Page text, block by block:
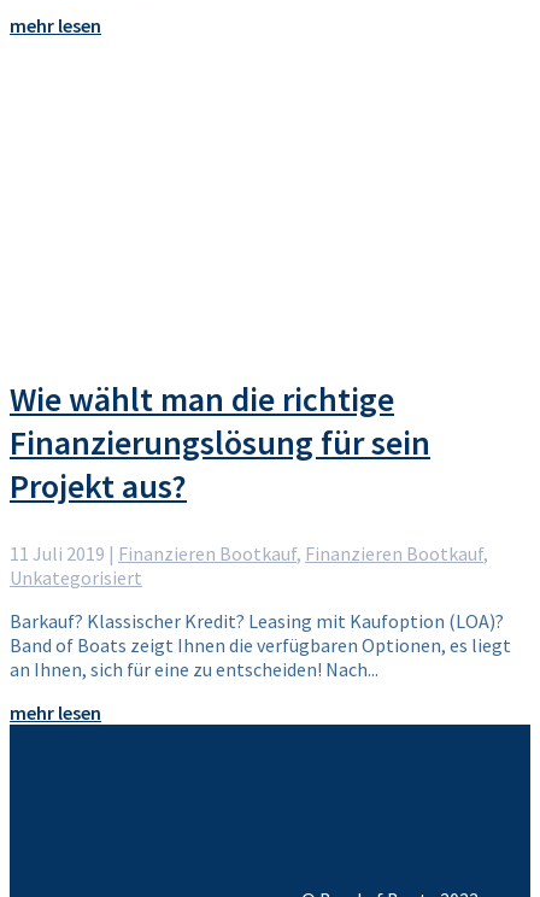
mehr lesen
Wie wählt man die richtige
Finanzierungslösung für sein
Projekt aus?
11 Juli 2019 | Finanzieren Bootkauf, Finanzieren Bootkauf,
Unkategorisiert
Barkauf? Klassischer Kredit? Leasing mit Kaufoption (LOA)?
Band of Boats zeigt Ihnen die verfügbaren Optionen, es liegt
an Ihnen, sich für eine zu entscheiden! Nach...
mehr lesen